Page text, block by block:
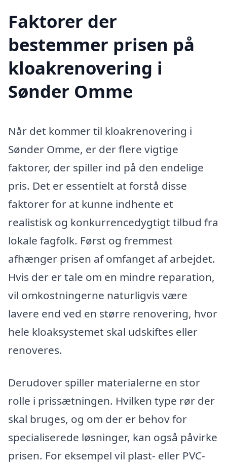
Faktorer der
bestemmer prisen på
kloakrenovering i
Sønder Omme
Når det kommer til kloakrenovering i
Sønder Omme, er der flere vigtige
faktorer, der spiller ind på den endelige
pris. Det er essentielt at forstå disse
faktorer for at kunne indhente et
realistisk og konkurrencedygtigt tilbud fra
lokale fagfolk. Først og fremmest
afhænger prisen af omfanget af arbejdet.
Hvis der er tale om en mindre reparation,
vil omkostningerne naturligvis være
lavere end ved en større renovering, hvor
hele kloaksystemet skal udskiftes eller
renoveres.
Derudover spiller materialerne en stor
rolle i prissætningen. Hvilken type rør der
skal bruges, og om der er behov for
specialiserede løsninger, kan også påvirke
prisen. For eksempel vil plast- eller PVC-